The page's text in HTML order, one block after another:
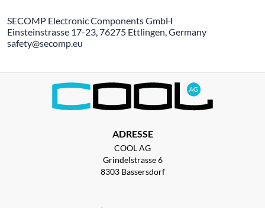
SECOMP Electronic Components GmbH
Einsteinstrasse 17-23, 76275 Ettlingen, Germany
safety@secomp.eu
ADRESSE
COOL AG
Grindelstrasse 6
8303 Bassersdorf